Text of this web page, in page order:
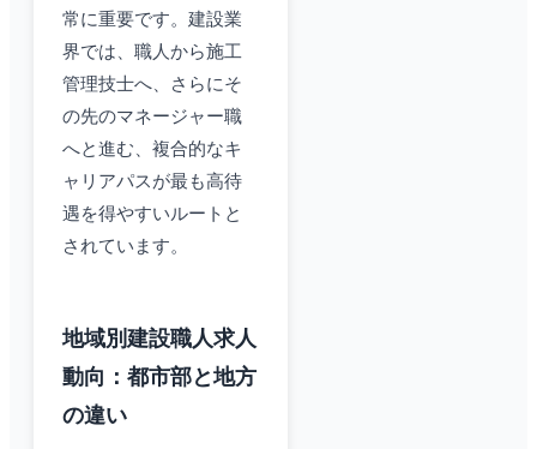
常に重要です。建設業
界では、職人から施工
管理技士へ、さらにそ
の先のマネージャー職
へと進む、複合的なキ
ャリアパスが最も高待
遇を得やすいルートと
されています。
地域別建設職人求人
動向：都市部と地方
の違い